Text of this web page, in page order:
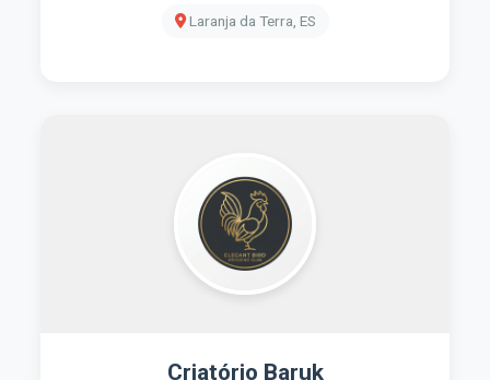
Laranja da Terra, ES
Criatório Baruk